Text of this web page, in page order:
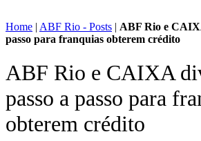
Home | ABF Rio - Posts | ABF Rio e
passo para franquias obterem crédito
ABF Rio e CAIXA
passo a passo para
obterem crédito